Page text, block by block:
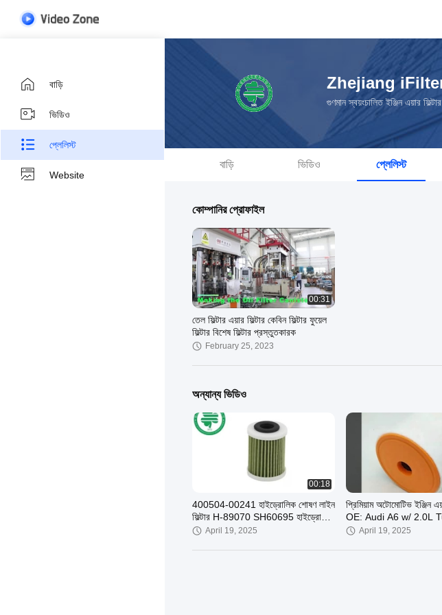
বাড়ি
ভিডিও
প্লেলিস্ট
Website
Zhejiang
গুণমান স্বয়ংচালিত ইঞ্জিন এয়ার
বাড়ি ভিডিও প্লেলিস্ট
কোম্পানির প্রোফাইল
00:31
তেল ফিল্টার এয়ার ফিল্টার কেবিন ফিল্টার ফুয়েল
ফিল্টার বিশেষ ফিল্টার প্রস্তুতকারক
February 25, 2023
অন্যান্য ভিডিও
00:18
400504-00241 হাইড্রোলিক শোষণ লাইন
ফিল্টার H-89070 SH60695 হাইড্রোলিক
তেল শোষণ ফিল্টার
April 19, 2025
প্রিমিয়াম অটোমোটিভ ইঞ্জিন
OE: Audi A6 w/ 2.0L
19) এর জন্য 4G0 133
April 19, 2025